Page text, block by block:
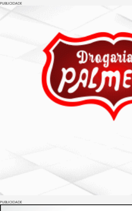
PUBLICIDADE
PUBLICIDADE